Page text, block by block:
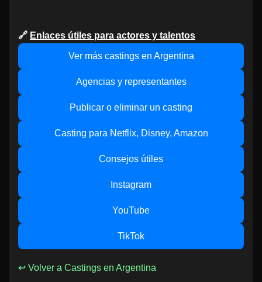
🔗 Enlaces útiles para actores y talentos
Ver más castings en Argentina
Agencias y representantes
Publicar o eliminar un casting
Casting para Netflix, Disney, Amazon
Consejos útiles
Instagram
YouTube
TikTok
↩ Volver a Castings en Argentina